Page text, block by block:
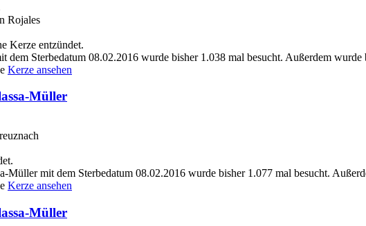
Rojales
Kerze entzündet.
dem Sterbedatum 08.02.2016 wurde bisher 1.038 mal besucht. Außerdem
Kerze ansehen
Müller
Müller mit dem Sterbedatum 08.02.2016 wurde bisher 1.077 mal besucht.
Kerze ansehen
Müller